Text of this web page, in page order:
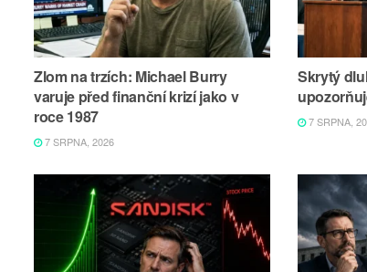
Zlom na trzích: Michael Burry
varuje před finanční krizí jako v
roce 1987
7 SRPNA, 2026
Skrytý
7 SRPNA,